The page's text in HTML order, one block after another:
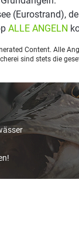
(Eurostrand),
ALLE ANGELN
Content. Alle
sind stets die